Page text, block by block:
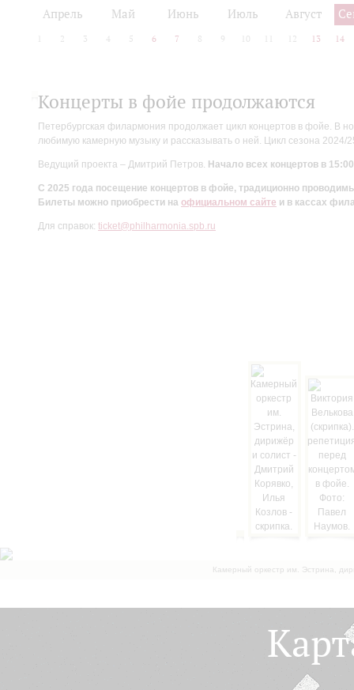
Апрель Май Июнь Июль Август
2 3 4 5 6 7 8 9 10 12 13 14
Концерты в фойе продолжаются
Петербургская филармония продолжает цикл концертов в фойе. В
любимую камерную музыку и рассказывать о ней. Цикл сезона
Ведущий проекта – Дмитрий Петров. Начало всех концертов в
С 2025 года посещение концертов в фойе, традиционно
Билеты можно приобрести на официальном сайте и в кассах
Для справок: ticket@philharmonia.spb.ru
Камерный оркестр им. Эстрина,